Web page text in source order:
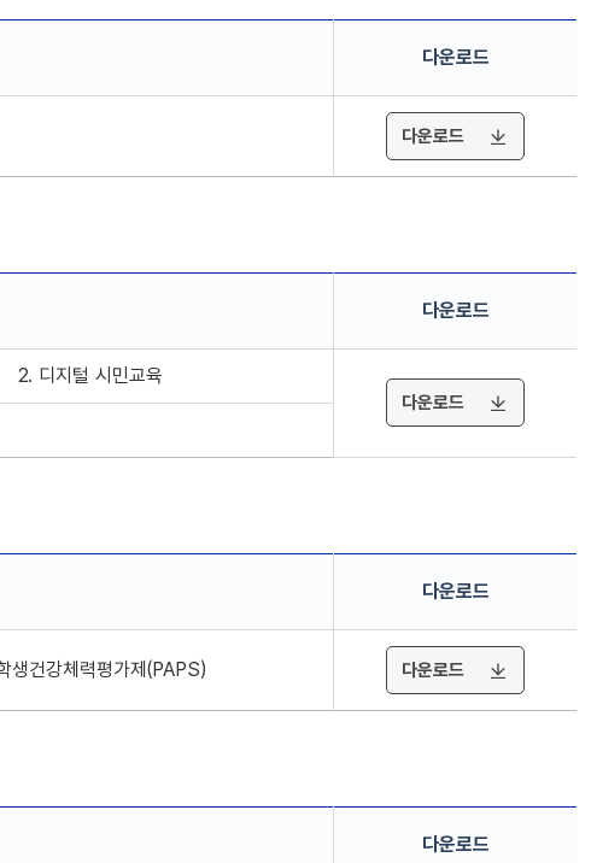
다운로드
다운로드
다운로드
2. 디지털 시민교육
다운로드
다운로드
생건강체력평가제(PAPS) 다운로드
다운로드